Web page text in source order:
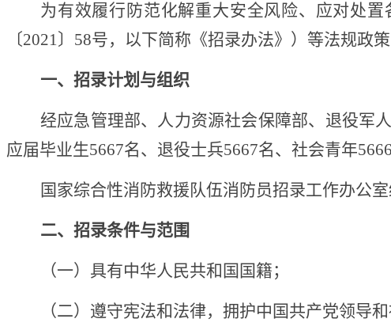
为有效履行防范化解重大安全风险、应对处
〔2021〕58号，以下简称《招录办法》）等法规政
一、招录计划与组织
经应急管理部、人力资源社会保障部、退役军
应届毕业生5667名、退役士兵5667名、社会青年
国家综合性消防救援队伍消防员招录工作办公
二、招录条件与范围
（一）具有中华人民共和国国籍；
（二）遵守宪法和法律，拥护中国共产党领导和